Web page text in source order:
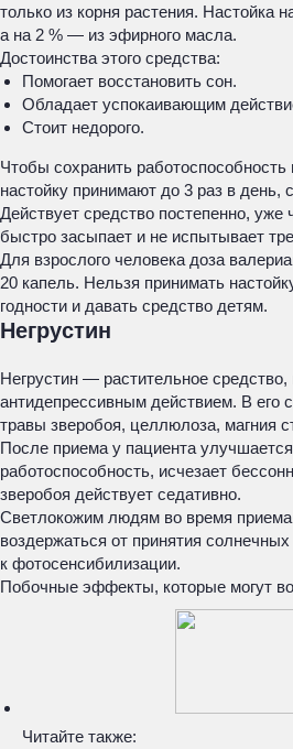
только из корня растения. Настойка
а на 2 % — из эфирного масла.
Достоинства этого средства:
Помогает восстановить сон.
Обладает успокаивающим
Стоит недорого.
Чтобы сохранить работоспособность
настойку принимают до 3 раз в день,
Действует средство постепенно, уже
быстро засыпает и не испытывает
Для взрослого человека доза
20 капель. Нельзя принимать
годности и давать средство детям.
Негрустин
Негрустин — растительное средство,
антидепрессивным действием. В его
травы зверобоя, целлюлоза, магния
После приема у пациента
работоспособность, исчезает
зверобоя действует седативно.
Светлокожим людям во время приема
воздержаться от принятия
к фотосенсибилизации.
Побочные эффекты, которые могут
Читайте также: